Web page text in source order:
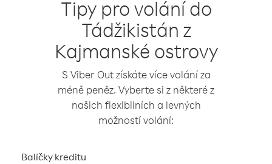
Tipy pro volání do
Tádžikistán z
Kajmanské ostrovy
S Viber Out získáte více volání za
méně peněz. Vyberte si z některé z
našich flexibilních a levných
možností volání:
Balíčky kreditu